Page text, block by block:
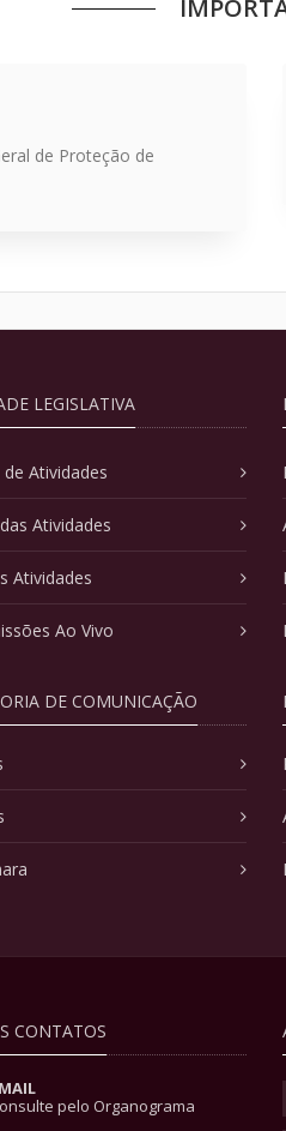
de Proteção de
LEGISLATIVA
Atividades
Atividades
Atividades
Ao Vivo
DE COMUNICAÇÃO
CONTATOS
pelo Organograma